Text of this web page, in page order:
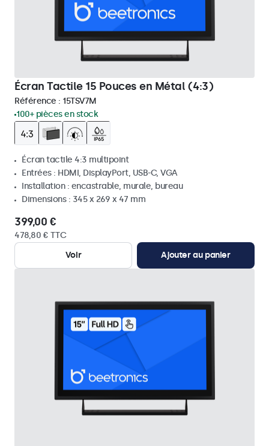
Écran Tactile 15 Pouces en Métal (4:3)
Référence : 15TSV7M
100+ pièces en stock
Écran tactile 4:3 multipoint
Entrées : HDMI, DisplayPort, USB-C, VGA
Installation : encastrable, murale, bureau
Dimensions : 345 x 269 x 47 mm
399,00 €
478,80 € TTC
Voir
Ajouter au panier